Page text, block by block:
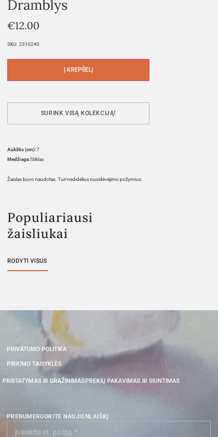
Dramblys
€12.00
SKU: 231024S
Į KREPŠELĮ
SURINK VISĄ KOLEKCIJĄ!
Aukštis (cm):7
Medžiaga:Stiklas
Žaislas buvo naudotas. Turi nedidėlius nusidėvėjimo požymius.
Populiariausi
žaisliukai
RODYTI VISUS
PRIVATUMO POLITIKA
PIRKIMO TAISYKLĖS
PRISTATYMAS IR GRĄŽINIMAS PREKIŲ PAKAVIMAS IR SIUNTIMAS
PRENUMERUOKITE NAUJIENLAIŠKĮ